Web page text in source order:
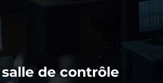
de contrôle